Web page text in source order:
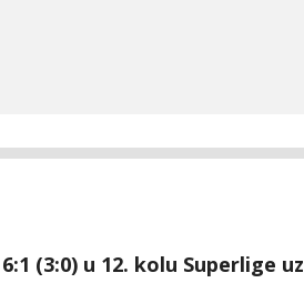
(3:0) u 12. kolu Superlige uz